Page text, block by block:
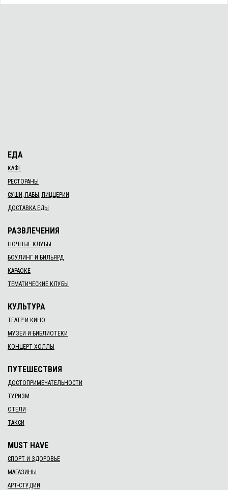
ЕДА
КАФЕ
РЕСТОРАНЫ
СУШИ, ПАБЫ, ПИЦЦЕРИИ
ДОСТАВКА ЕДЫ
РАЗВЛЕЧЕНИЯ
НОЧНЫЕ КЛУБЫ
БОУЛИНГ И БИЛЬЯРД
КАРАОКЕ
ТЕМАТИЧЕСКИЕ КЛУБЫ
КУЛЬТУРА
ТЕАТР И КИНО
МУЗЕИ И БИБЛИОТЕКИ
КОНЦЕРТ-ХОЛЛЫ
ПУТЕШЕСТВИЯ
ДОСТОПРИМЕЧАТЕЛЬНОСТИ
ТУРИЗМ
ОТЕЛИ
ТАКСИ
MUST HAVE
СПОРТ И ЗДОРОВЬЕ
МАГАЗИНЫ
АРТ-СТУДИИ